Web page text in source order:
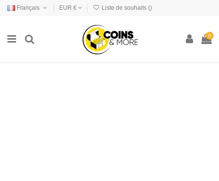
Français EUR € Liste de souhaits ()
0